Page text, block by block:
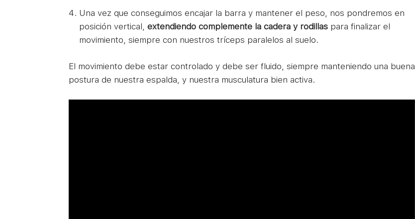
Una vez que conseguimos encajar la barra y mantener el peso, nos pondremos en
posición vertical, extendiendo complemente la cadera y rodillas para finalizar el
movimiento, siempre con nuestros tríceps paralelos al suelo.
El movimiento debe estar controlado y debe ser fluido, siempre manteniendo una buena
postura de nuestra espalda, y nuestra musculatura bien activa.